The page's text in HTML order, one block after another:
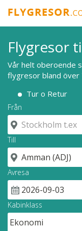
Flygresor
Vår helt oberoende
flygresor bland över
Tur o Retur
Från
Till
Avresa
Kabinklass